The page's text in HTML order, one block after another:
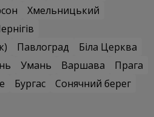
Хмельницький
Павлоград
Біла Церква
Умань Варшава
Прага
Бургас
Сонячний берег